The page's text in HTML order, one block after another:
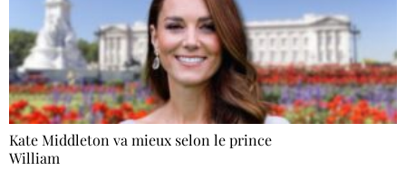
Kate Middleton va mieux selon le prince
William